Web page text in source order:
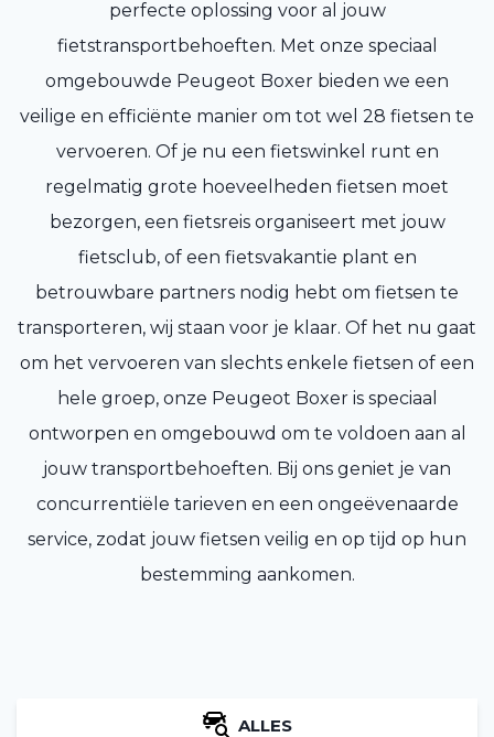
perfecte oplossing voor al jouw
fietstransportbehoeften. Met onze speciaal
omgebouwde Peugeot Boxer bieden we een
veilige en efficiënte manier om tot wel 28 fietsen te
vervoeren. Of je nu een fietswinkel runt en
regelmatig grote hoeveelheden fietsen moet
bezorgen, een fietsreis organiseert met jouw
fietsclub, of een fietsvakantie plant en
betrouwbare partners nodig hebt om fietsen te
transporteren, wij staan voor je klaar. Of het nu gaat
om het vervoeren van slechts enkele fietsen of een
hele groep, onze Peugeot Boxer is speciaal
ontworpen en omgebouwd om te voldoen aan al
jouw transportbehoeften. Bij ons geniet je van
concurrentiële tarieven en een ongeëvenaarde
service, zodat jouw fietsen veilig en op tijd op hun
bestemming aankomen.
ALLES